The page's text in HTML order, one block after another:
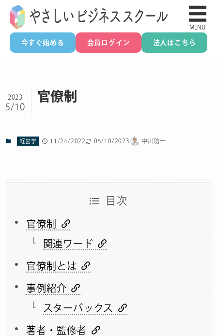
今すぐ始める 会員ログイン 法人はこちら
☰
MENU
官僚制
2023
5/10
経営学 11/24/2022 05/10/2023 中川功一
目次
官僚制
関連ワード
官僚制とは
事例紹介
スターバックス
著者・監修者